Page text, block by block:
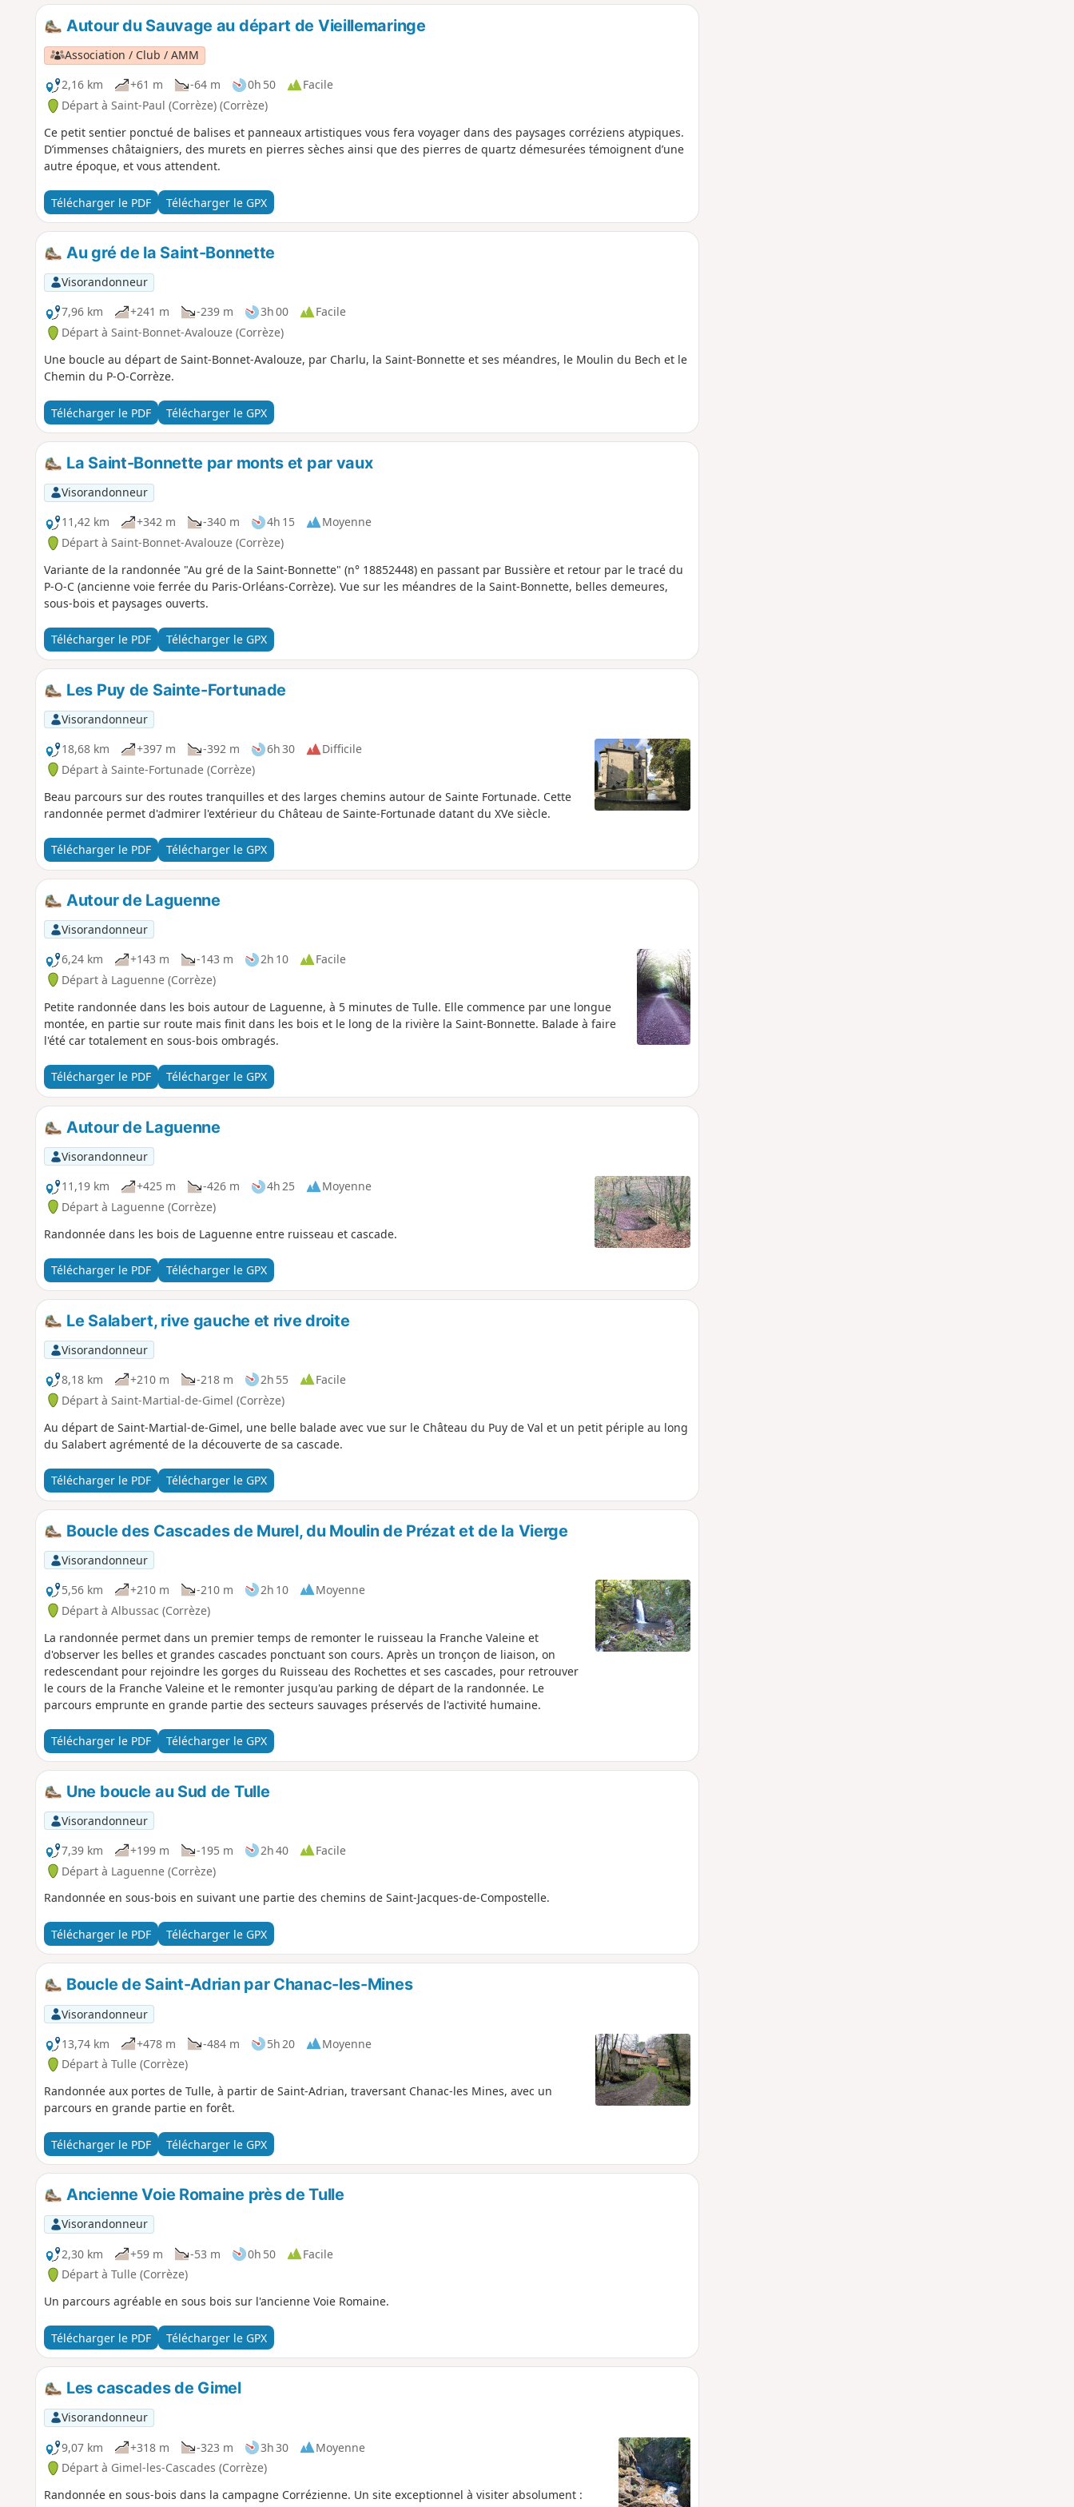
Autour du Sauvage au départ de Vieillemaringe
Association / Club / AMM
2,16 km
+61 m -64 m 0h 50
Facile
Départ à Saint-Paul (Corrèze) (Corrèze)
Ce petit sentier ponctué de balises et panneaux artistiques vous fera voyager dans des paysages corréziens atypiques.
D’immenses châtaigniers, des murets en pierres sèches ainsi que des pierres de quartz démesurées témoignent d’une
autre époque, et vous attendent.
Télécharger le PDF Télécharger le GPX
Au gré de la Saint-Bonnette
Visorandonneur
7,96 km
+241 m -239 m 3h 00
Facile
Départ à Saint-Bonnet-Avalouze (Corrèze)
Une boucle au départ de Saint-Bonnet-Avalouze, par Charlu, la Saint-Bonnette et ses méandres, le Moulin du Bech et le
Chemin du P-O-Corrèze.
Télécharger le PDF Télécharger le GPX
La Saint-Bonnette par monts et par vaux
Visorandonneur
11,42 km
+342 m -340 m 4h 15
Moyenne
Départ à Saint-Bonnet-Avalouze (Corrèze)
Variante de la randonnée "Au gré de la Saint-Bonnette" (n° 18852448) en passant par Bussière et retour par le tracé du
P-O-C (ancienne voie ferrée du Paris-Orléans-Corrèze). Vue sur les méandres de la Saint-Bonnette, belles demeures,
sous-bois et paysages ouverts.
Télécharger le PDF Télécharger le GPX
Les Puy de Sainte-Fortunade
Visorandonneur
18,68 km
+397 m -392 m 6h 30
Difficile
Départ à Sainte-Fortunade (Corrèze)
Beau parcours sur des routes tranquilles et des larges chemins autour de Sainte Fortunade. Cette
randonnée permet d'admirer l'extérieur du Château de Sainte-Fortunade datant du XVe siècle.
Télécharger le PDF Télécharger le GPX
Autour de Laguenne
Visorandonneur
6,24 km
+143 m -143 m 2h 10
Facile
Départ à Laguenne (Corrèze)
Petite randonnée dans les bois autour de Laguenne, à 5 minutes de Tulle. Elle commence par une longue
montée, en partie sur route mais finit dans les bois et le long de la rivière la Saint-Bonnette. Balade à faire
l'été car totalement en sous-bois ombragés.
Télécharger le PDF Télécharger le GPX
Autour de Laguenne
Visorandonneur
11,19 km
+425 m -426 m 4h 25
Moyenne
Départ à Laguenne (Corrèze)
Randonnée dans les bois de Laguenne entre ruisseau et cascade.
Télécharger le PDF Télécharger le GPX
Le Salabert, rive gauche et rive droite
Visorandonneur
8,18 km
+210 m -218 m 2h 55
Facile
Départ à Saint-Martial-de-Gimel (Corrèze)
Au départ de Saint-Martial-de-Gimel, une belle balade avec vue sur le Château du Puy de Val et un petit périple au long
du Salabert agrémenté de la découverte de sa cascade.
Télécharger le PDF Télécharger le GPX
Boucle des Cascades de Murel, du Moulin de Prézat et de la Vierge
Visorandonneur
5,56 km
+210 m -210 m 2h 10
Moyenne
Départ à Albussac (Corrèze)
La randonnée permet dans un premier temps de remonter le ruisseau la Franche Valeine et
d'observer les belles et grandes cascades ponctuant son cours. Après un tronçon de liaison, on
redescendant pour rejoindre les gorges du Ruisseau des Rochettes et ses cascades, pour retrouver
le cours de la Franche Valeine et le remonter jusqu'au parking de départ de la randonnée. Le
parcours emprunte en grande partie des secteurs sauvages préservés de l'activité humaine.
Télécharger le PDF Télécharger le GPX
Une boucle au Sud de Tulle
Visorandonneur
7,39 km
+199 m -195 m 2h 40
Facile
Départ à Laguenne (Corrèze)
Randonnée en sous-bois en suivant une partie des chemins de Saint-Jacques-de-Compostelle.
Télécharger le PDF Télécharger le GPX
Boucle de Saint-Adrian par Chanac-les-Mines
Visorandonneur
13,74 km
+478 m -484 m 5h 20
Moyenne
Départ à Tulle (Corrèze)
Randonnée aux portes de Tulle, à partir de Saint-Adrian, traversant Chanac-les Mines, avec un
parcours en grande partie en forêt.
Télécharger le PDF Télécharger le GPX
Ancienne Voie Romaine près de Tulle
Visorandonneur
2,30 km
+59 m -53 m 0h 50
Facile
Départ à Tulle (Corrèze)
Un parcours agréable en sous bois sur l'ancienne Voie Romaine.
Télécharger le PDF Télécharger le GPX
Les cascades de Gimel
Visorandonneur
9,07 km
+318 m -323 m 3h 30
Moyenne
Départ à Gimel-les-Cascades (Corrèze)
Randonnée en sous-bois dans la campagne Corrézienne. Un site exceptionnel à visiter absolument :